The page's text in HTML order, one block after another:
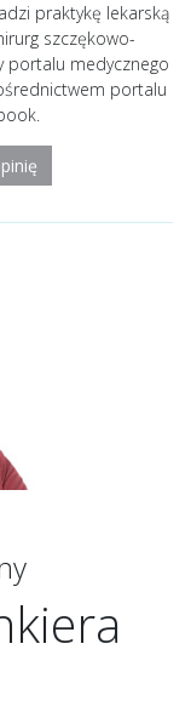
praktykę lekarską
szczękowo-
portalu medycznego
portalu